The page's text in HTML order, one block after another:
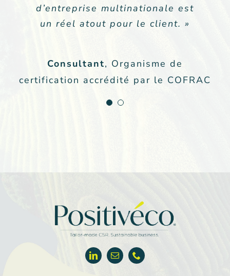
d’entreprise multinationale est
un réel atout pour le client. »
Consultant, Organisme de
certification accrédité par le COFRAC
d’organiser l’ensemble de la
mission. Positivéco crée le
qualité, à chaque fois. Un
service clé en main. »